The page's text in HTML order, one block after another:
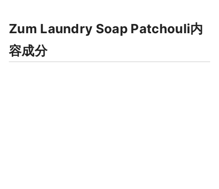
Zum Laundry Soap Patchouli内
容成分